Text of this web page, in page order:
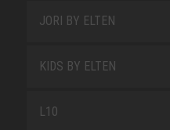
JORI BY ELTEN
KIDS BY ELTEN
L10